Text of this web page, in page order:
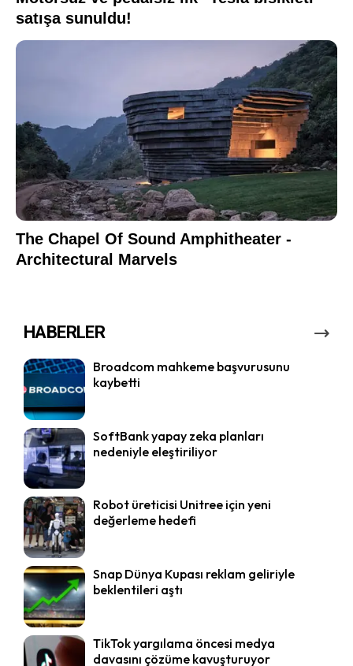
HABERLER
Broadcom mahkeme başvurusunu
kaybetti
SoftBank yapay zeka planları
nedeniyle eleştiriliyor
Robot üreticisi Unitree için yeni
değerleme hedefi
Snap Dünya Kupası reklam geliriyle
beklentileri aştı
TikTok yargılama öncesi medya
davasını çözüme kavuşturuyor